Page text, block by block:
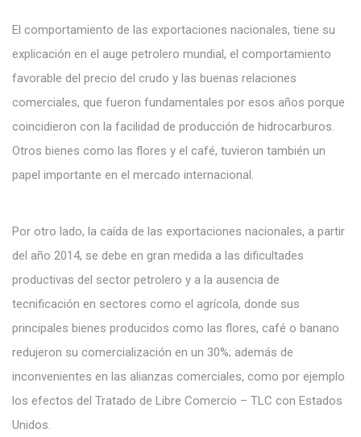
El comportamiento de las exportaciones nacionales, tiene su
explicación en el auge petrolero mundial, el comportamiento
favorable del precio del crudo y las buenas relaciones
comerciales, que fueron fundamentales por esos años porque
coincidieron con la facilidad de producción de hidrocarburos.
Otros bienes como las flores y el café, tuvieron también un
papel importante en el mercado internacional.
Por otro lado, la caída de las exportaciones nacionales, a partir
del año 2014, se debe en gran medida a las dificultades
productivas del sector petrolero y a la ausencia de
tecnificación en sectores como el agrícola, donde sus
principales bienes producidos como las flores, café o banano
redujeron su comercialización en un 30%; además de
inconvenientes en las alianzas comerciales, como por ejemplo
los efectos del Tratado de Libre Comercio – TLC con Estados
Unidos.